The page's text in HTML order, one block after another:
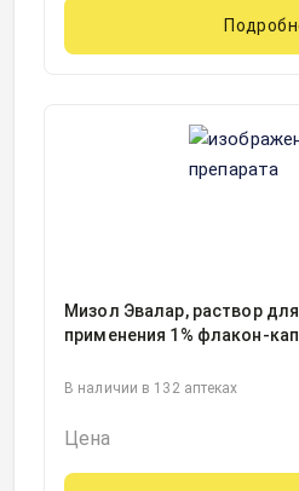
Мизол Эвалар, раствор
применения 1% флакон-
В наличии в 132 аптеках
Цена